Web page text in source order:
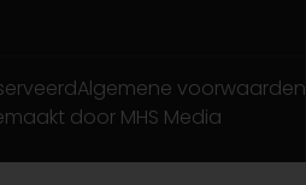
Algemene voorwaarden
door MHS Media